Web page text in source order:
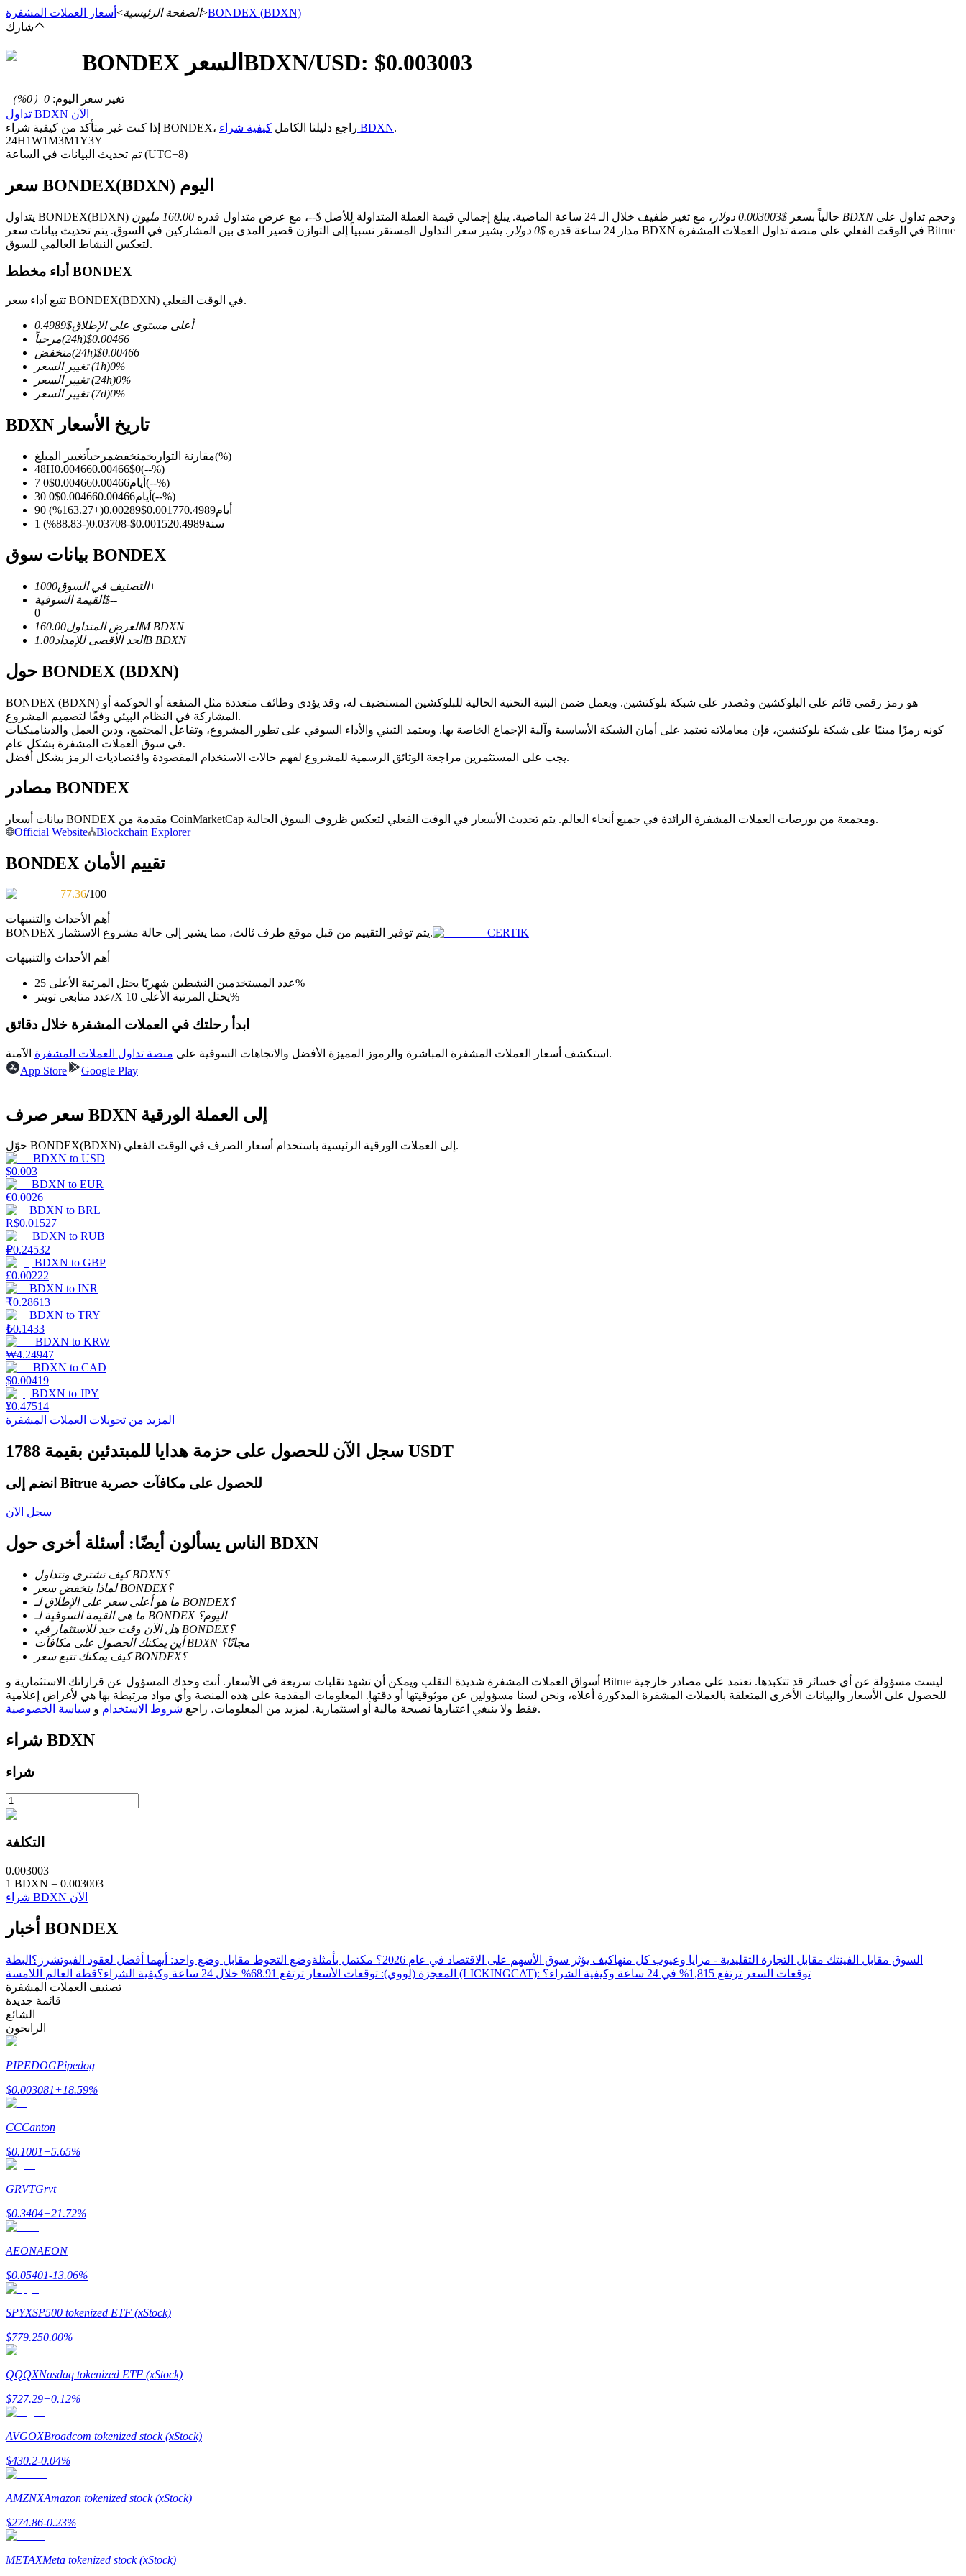
العقود الآجلة USDT
العقود الآجلة لـ COIN-M
العقود الآجلة للعملات المشفرة
TradFi
مشتقات الأسهم والعملات الأجنبية والمعادن الثمينة والسلع
العقود الآجلة USDC
العقود الآجلة باستخدام USDC كضمان
نسخ التداول
كن متداول نسخ
استمتع بتقاسم الأرباح وعمولات نسخ التداول
معلومة
مرشد
دليل المبتدئين للعقود الآجلة
تعلم كيفية البقاء مربحة
يكسب
التوقيع المساحي
عوائد عالية والوصول الفوري
Launchpool
الرهان المرن لكسب العملات الرقمية الشهيرة
عمليات احتجاز BTR
القروض
خدمة الاقتراض المدعومة بالعملات المشفرة
الصفحة الرئيسية> أسعار العملات المشفرة >BONDEX (BDXN)
شارك
BONDEX السعر BDXN/USD: $0.003003
تغير سعر اليوم:
0
（
0
%）
تداول BDXN الآن
إذا كنت غير متأكد من كيفية شراء BONDEX، راجع دليلنا الكامل كيفية شراء BDXN.
24H1W1M3M1Y3Y
تم تحديث البيانات في الساعة (UTC+8)
سعر BONDEX(BDXN) اليوم
يتداول BONDEX(BDXN) حالياً بسعر $0.003003 دولار ، مع تغير طفيف خلال الـ 24 ساعة الماضية. يبلغ إجمالي قيمة العملة المتداولة للأصل $--، مع عرض متداول قدره 160.00 مليون BDXNوحجم تداول على
مدار 24 ساعة قدره
$0 دولار
. يشير سعر التداول المستقر نسبياً إلى التوازن قصير المدى بين المشاركين في السوق. يتم تحديث بيانات سعر BDXN في الوقت الفعلي على منصة تداول العملات المشفرة Bitrue
لتعكس النشاط العالمي للسوق.
أداء مخطط BONDEX
تتبع أداء سعر BONDEX(BDXN) في الوقت الفعلي.
أعلى مستوى على الإطلاق$
0.4989
مرحباً
(24h)$0.00466
منخفض
(24h)$0.00466
تغيير السعر
(1h)0%
تغيير السعر
(24h)0%
تغيير السعر
(7d)0%
BDXN تاريخ الأسعار
مقارنة التواريخمنخفضمرحباًتغيير المبلغ
(%)
48H0.004660.00466$0(--%)
7 أيام
0.004660.00466
$
0 (--%)
30 أيام
0.004660.00466
$
0 (--%)
90 أيام
0.001770.4989
$
0.00289
(
+
163.27
%)
1 سنة
0.001520.4989
$
-0.03708
(
-88.83
%)
بيانات سوق BONDEX
التصنيف في السوق1000+
القيمة السوقية$--
0
العرض المتداول160.00M BDXN
الحد الأقصى للإمداد1.00B BDXN
حول BONDEX (BDXN)
BONDEX (BDXN) هو رمز رقمي قائم على البلوكشين ومُصدر على شبكة بلوكتشين. ويعمل ضمن البنية التحتية الحالية للبلوكشين المستضيف له، وقد يؤدي وظائف متعددة مثل المنفعة أو الحوكمة أو
المشاركة في النظام البيئي وفقًا لتصميم المشروع.
كونه رمزًا مبنيًا على شبكة بلوكتشين، فإن معاملاته تعتمد على أمان الشبكة الأساسية وآلية الإجماع الخاصة بها. ويعتمد التبني والأداء السوقي على تطور المشروع، وتفاعل المجتمع، ودين العمل والديناميكيات
في سوق العملات المشفرة بشكل عام.
يجب على المستثمرين مراجعة الوثائق الرسمية للمشروع لفهم حالات الاستخدام المقصودة واقتصاديات الرمز بشكل أفضل.
مصادر BONDEX
بيانات أسعار BONDEX مقدمة من CoinMarketCap ومجمعة من بورصات العملات المشفرة الرائدة في جميع أنحاء العالم. يتم تحديث الأسعار في الوقت الفعلي لتعكس ظروف السوق الحالية.
Official Website
Blockchain Explorer
BONDEX تقييم الأمان
77.36/100
أهم الأحداث والتنبيهات
BONDEX
يتم توفير التقييم من قبل موقع طرف ثالث، مما يشير إلى حالة مشروع الاستثمار. CERTIK
أهم الأحداث والتنبيهات
عدد المستخدمين النشطين شهريًا يحتل المرتبة الأعلى 25%
عدد متابعي تويتر/X يحتل المرتبة الأعلى 10%
ابدأ رحلتك في العملات المشفرة خلال دقائق
استكشف أسعار العملات المشفرة المباشرة والرموز المميزة الأفضل والاتجاهات السوقية على منصة تداول العملات المشفرة
الآمنة.
App Store
Google Play
سعر صرف BDXN إلى العملة الورقية
حوّل BONDEX(BDXN) إلى العملات الورقية الرئيسية باستخدام أسعار الصرف في الوقت الفعلي.
BDXN to USD
$0.003
BDXN to EUR
€0.0026
BDXN to BRL
R$0.01527
BDXN to RUB
₽0.24532
BDXN to GBP
£0.00222
BDXN to INR
₹0.28613
BDXN to TRY
₺0.1433
BDXN to KRW
₩4.24947
BDXN to CAD
$0.00419
BDXN to JPY
¥0.47514
المزيد من تحويلات العملات المشفرة
سجل الآن للحصول على حزمة هدايا للمبتدئين بقيمة 1788 USDT
انضم إلى Bitrue للحصول على مكافآت حصرية
سجل الآن
الناس يسألون أيضًا: أسئلة أخرى حول BDXN
كيف تشتري وتتداول BDXN؟
لماذا ينخفض سعر BONDEX؟
ما هو أعلى سعر على الإطلاق لـ BONDEX؟
ما هي القيمة السوقية لـ BONDEX اليوم؟
هل الآن وقت جيد للاستثمار في BONDEX؟
أين يمكنك الحصول على مكافآت BDXN مجانًا؟
كيف يمكنك تتبع سعر BONDEX؟
أسواق العملات المشفرة شديدة التقلب ويمكن أن تشهد تقلبات سريعة في الأسعار. أنت وحدك المسؤول عن قراراتك الاستثمارية و Bitrue ليست مسؤولة عن أي خسائر قد تتكبدها. نعتمد على مصادر خارجية
للحصول على الأسعار والبيانات الأخرى المتعلقة بالعملات المشفرة المذكورة أعلاه، ونحن لسنا مسؤولين عن موثوقيتها أو دقتها. المعلومات المقدمة على هذه المنصة وأي مواد مرتبطة بها هي لأغراض إعلامية
فقط ولا ينبغي اعتبارها نصيحة مالية أو استثمارية. لمزيد من المعلومات، راجع شروط الاستخدام و سياسة الخصوصية .
شراء BDXN
شراء
التكلفة
0.003003
1 BDXN = 0.003003
شراء BDXN الآن
أخبار BONDEX
السوق مقابل الفينتك مقابل التجارة التقليدية - مزايا وعيوب كل منهاكيف يؤثر سوق الأسهم على الاقتصاد في عام 2026؟ مكتمل بأمثلة وضع التحوط مقابل وضع واحد: أيهما أفضل لعقود الفيوتشرز؟ البطة
المعجزة (لووي): توقعات الأسعار ترتفع 68.91% خلال 24 ساعة وكيفية الشراء؟
قطة العالم اللامسة (LICKINGCAT): توقعات السعر ترتفع 1,815% في 24 ساعة وكيفية الشراء؟
تصنيف العملات المشفرة
قائمة جديدة
الشائع
الرابحون
PIPEDOGPipedog
$0.003081+18.59%
CCCanton
$0.1001+5.65%
GRVTGrvt
$0.3404+21.72%
AEONAEON
$0.05401-13.06%
SPYXSP500 tokenized ETF (xStock)
$779.250.00%
QQQXNasdaq tokenized ETF (xStock)
$727.29+0.12%
AVGOXBroadcom tokenized stock (xStock)
$430.2-0.04%
AMZNXAmazon tokenized stock (xStock)
$274.86-0.23%
METAXMeta tokenized stock (xStock)